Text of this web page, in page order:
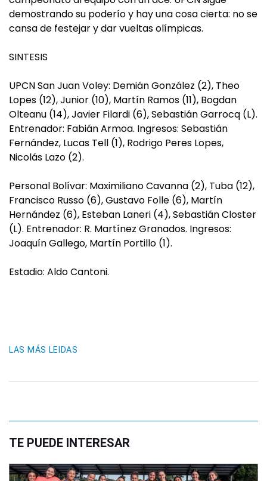
demostrando su poderío y hay una cosa cierta: no se
cansa de festejar y dar vueltas olímpicas.
SINTESIS
UPCN San Juan Voley: Demián González (2), Theo
Lopes (12), Junior (10), Martín Ramos (11), Bogdan
Olteanu (14), Javier Filardi (6), Sebastián Garrocq (L).
Entrenador: Fabián Armoa. Ingresos: Sebastián
Fernández, Lucas Tell (1), Rodrigo Peres Lopes,
Nicolás Lazo (2).
Personal Bolívar: Maximiliano Cavanna (2), Tuba (12),
Francisco Russo (6), Gustavo Folle (6), Martín
Hernández (6), Esteban Laneri (4), Sebastián Closter
(L). Entrenador: R. Martínez Granados. Ingresos:
Joaquín Gallego, Martín Portillo (1).
Estadio: Aldo Cantoni.
LAS MÁS LEIDAS
TE PUEDE INTERESAR